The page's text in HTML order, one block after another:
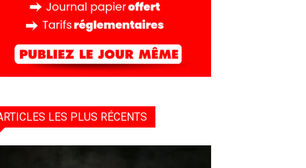
LES PLUS RÉCENTS